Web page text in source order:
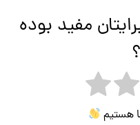
مفید بوده
هستیم